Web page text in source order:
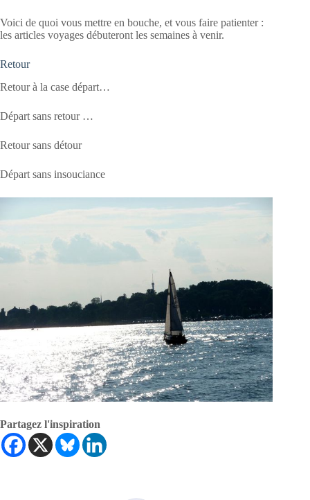
Voici de quoi vous mettre en bouche, et vous faire patienter :
les articles voyages débuteront les semaines à venir.
Retour
Retour à la case départ…
Départ sans retour …
Retour sans détour
Départ sans insouciance
Partagez l'inspiration